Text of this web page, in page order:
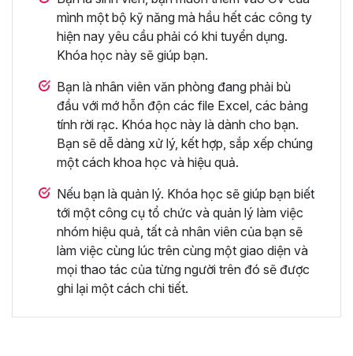
mình một bộ kỹ năng mà hầu hết các công ty
hiện nay yêu cầu phải có khi tuyển dụng.
Khóa học này sẽ giúp bạn.
Bạn là nhân viên văn phòng đang phải bù
đầu với mớ hỗn độn các file Excel, các bảng
tính rời rạc. Khóa học này là dành cho bạn.
Bạn sẽ dễ dàng xử lý, kết hợp, sắp xếp chúng
một cách khoa học và hiệu quả.
Nếu bạn là quản lý. Khóa học sẽ giúp bạn biết
tới một công cụ tổ chức và quản lý làm việc
nhóm hiệu quả, tất cả nhân viên của bạn sẽ
làm việc cùng lúc trên cùng một giao diện và
mọi thao tác của từng người trên đó sẽ được
ghi lại một cách chi tiết.